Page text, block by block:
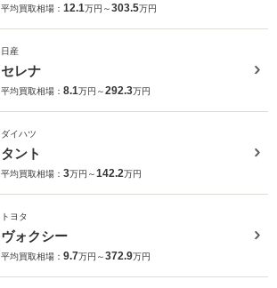
平均買取相場： 12.1万円～303.5万円
日産
セレナ
平均買取相場： 8.1万円～292.3万円
ダイハツ
タント
平均買取相場： 3万円～142.2万円
トヨタ
ヴォクシー
平均買取相場： 9.7万円～372.9万円